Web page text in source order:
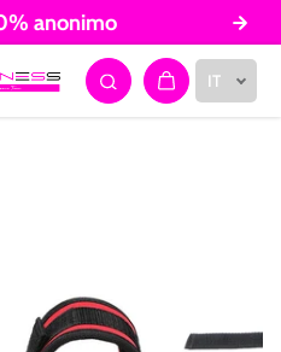
anonimo
IT